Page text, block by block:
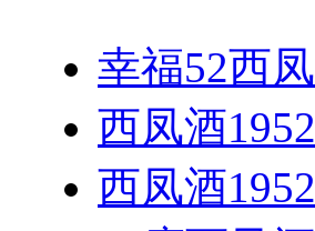
幸福52西
西凤酒
西凤酒